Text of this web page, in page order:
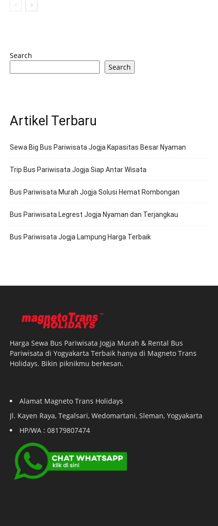
Search
Search
Artikel Terbaru
Sewa Big Bus Pariwisata Jogja Kapasitas Besar Nyaman
Trip Bus Pariwisata Jogja Siap Antar Wisata
Bus Pariwisata Murah Jogja Solusi Hemat Rombongan
Bus Pariwisata Legrest Jogja Nyaman dan Terjangkau
Bus Pariwisata Jogja Lampung Harga Terbaik
Harga Sewa Bus Pariwisata Jogja Murah & Rental Bus
Pariwisata di Yogyakarta Terbaik hanya di Magneto Trans
Holidays. Bikin piknikmu berkesan.
Alamat Magneto Trans Holidays
Jl. Kayen Raya, Tegalsari, Wedomartani, Sleman, Yogyakarta
HP/WA : 08179807474